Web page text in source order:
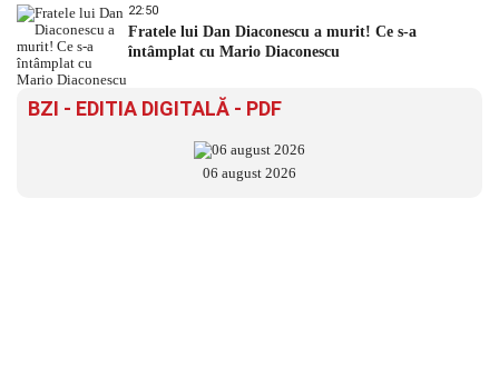
22:50
Fratele lui Dan Diaconescu a murit! Ce s-a
întâmplat cu Mario Diaconescu
BZI - EDITIA DIGITALĂ - PDF
06 august 2026